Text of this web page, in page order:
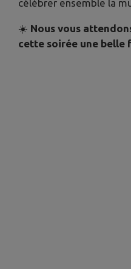
célébrer ensemble la
☀️ Nous vous
cette soirée une belle